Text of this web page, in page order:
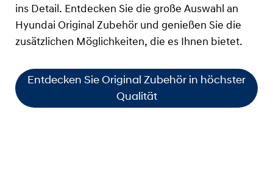
ins Detail. Entdecken Sie die große Auswahl an
Hyundai Original Zubehör und genießen Sie die
zusätzlichen Möglichkeiten, die es Ihnen bietet.
Entdecken Sie Original Zubehör in höchster
Qualität